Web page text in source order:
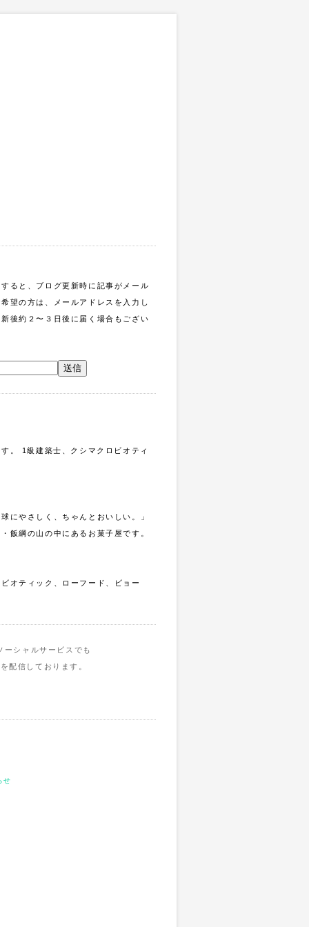
ると、ブログ更新時に記事がメール
望の方は、メールアドレスを入力し
後約２〜３日後に届く場合もござい
。 1級建築士、クシマクロビオティ
にやさしく、ちゃんとおいしい。」
飯綱の山の中にあるお菓子屋です。
オティック、ローフード、ビョー
ーシャルサービスでも
配信しております。
せ